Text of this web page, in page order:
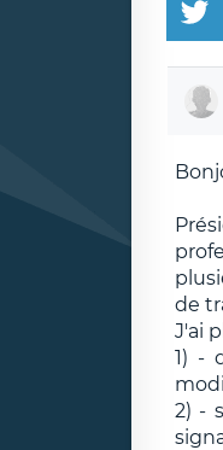
de
J'ai
1) -
2) -